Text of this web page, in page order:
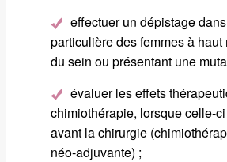
effectuer un dépistage
particulière des femmes à
du sein ou présentant une
évaluer les effets
chimiothérapie, lorsque celle-
avant la chirurgie
néo-adjuvante) ;